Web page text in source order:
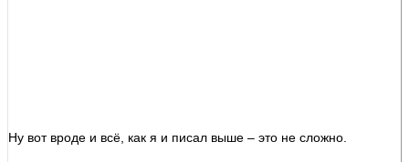
Ну вот вроде и всё, как я и писал выше – это не сложно.